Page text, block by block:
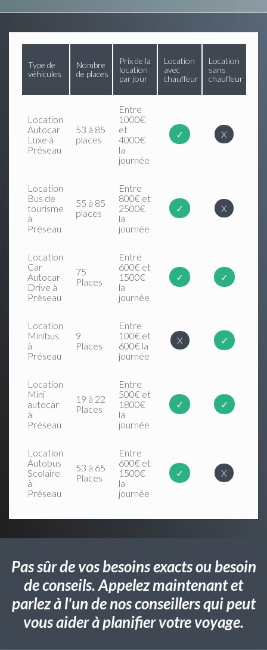
Type de
véhicules
Nombre
de places
Prix de la
location
par jour
Location
avec
chauffeur
Location
sans
chauffeur
Location
Autocar
Luxe à
Préseau
53 à 85
places
Entre
1000€
et
4000€
la
journée
✓ X
Location
Bus de
tourisme
à
Préseau
55 à 85
places
Entre
800€ et
2500€
la
journée
✓ X
Location
Car
Autocar-
Drive à
Préseau
75
Places
Entre
600€ et
1500€
la
journée
✓ ✓
Location
Minibus
à
Préseau
9
Places
Entre
100€ et
600€ la
journée
X ✓
Location
Mini
autocar
à
Préseau
19 à 22
Places
Entre
500€ et
1800€
la
journée
✓ ✓
Location
Autobus
Scolaire
à
Préseau
53 à 65
Places
Entre
600€ et
1500€
la
journée
✓ X
Pas sûr de vos besoins exacts ou besoin
de conseils. Appelez maintenant et
parlez à l'un de nos conseillers qui peut
vous aider à planifier votre voyage.